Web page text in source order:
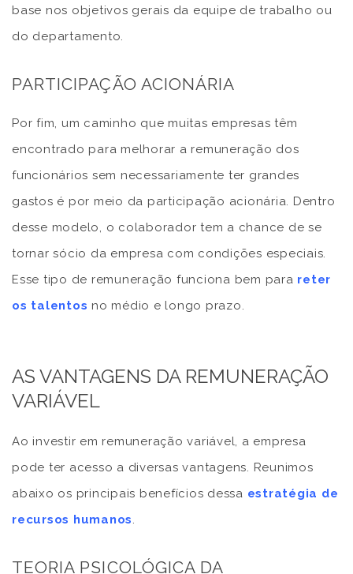
base nos objetivos gerais da equipe de trabalho ou
do departamento.
PARTICIPAÇÃO ACIONÁRIA
Por fim, um caminho que muitas empresas têm
encontrado para melhorar a remuneração dos
funcionários sem necessariamente ter grandes
gastos é por meio da participação acionária. Dentro
desse modelo, o colaborador tem a chance de se
tornar sócio da empresa com condições especiais.
Esse tipo de remuneração funciona bem para reter
os talentos no médio e longo prazo.
AS VANTAGENS DA REMUNERAÇÃO
VARIÁVEL
Ao investir em remuneração variável, a empresa
pode ter acesso a diversas vantagens. Reunimos
abaixo os principais benefícios dessa estratégia de
recursos humanos.
TEORIA PSICOLÓGICA DA